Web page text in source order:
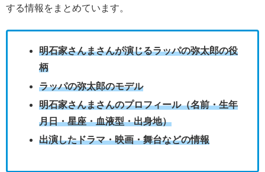
する情報をまとめています。
明石家さんまさんが演じるラッパの弥太郎の役
柄
ラッパの弥太郎のモデル
明石家さんまさんのプロフィール（名前・生年
月日・星座・血液型・出身地）
出演したドラマ・映画・舞台などの情報